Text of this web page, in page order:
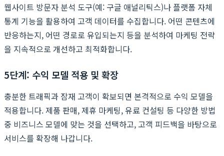
웹사이트 방문자 분석 도구(예: 구글 애널리틱스)나 플랫폼 자체
통계 기능을 활용하여 고객 데이터를 수집합니다. 어떤 콘텐츠에
반응하는지, 어떤 경로로 유입되는지 등을 분석하여 마케팅 전략
을 지속적으로 개선하고 최적화합니다.
5단계: 수익 모델 적용 및 확장
충분한 트래픽과 잠재 고객이 확보되면 본격적으로 수익 모델을
적용합니다. 제품 판매, 제휴 마케팅, 유료 컨설팅 등 다양한 방법
중 비즈니스 모델에 맞는 것을 선택하고, 고객 피드백을 바탕으로
서비스를 확장해 나갑니다.